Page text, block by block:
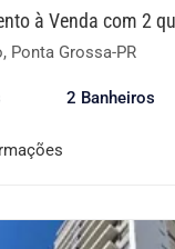
à Venda com 2
Ponta Grossa-PR
2 Banheiros